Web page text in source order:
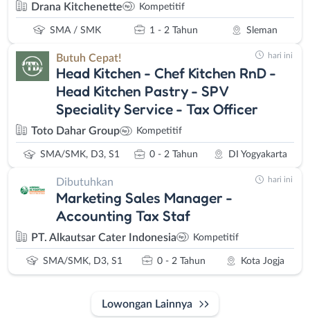
Drana Kitchenette Kompetitif
SMA / SMK 1 - 2 Tahun Sleman
Butuh Cepat!
Head Kitchen - Chef Kitchen RnD -
Head Kitchen Pastry - SPV
Speciality Service - Tax Officer
Toto Dahar Group Kompetitif
SMA/SMK, D3, S1 0 - 2 Tahun DI Yogyakarta
hari ini
Dibutuhkan
Marketing Sales Manager -
Accounting Tax Staf
PT. Alkautsar Cater Indonesia Kompetitif
SMA/SMK, D3, S1 0 - 2 Tahun Kota Jogja
hari ini
Lowongan Lainnya